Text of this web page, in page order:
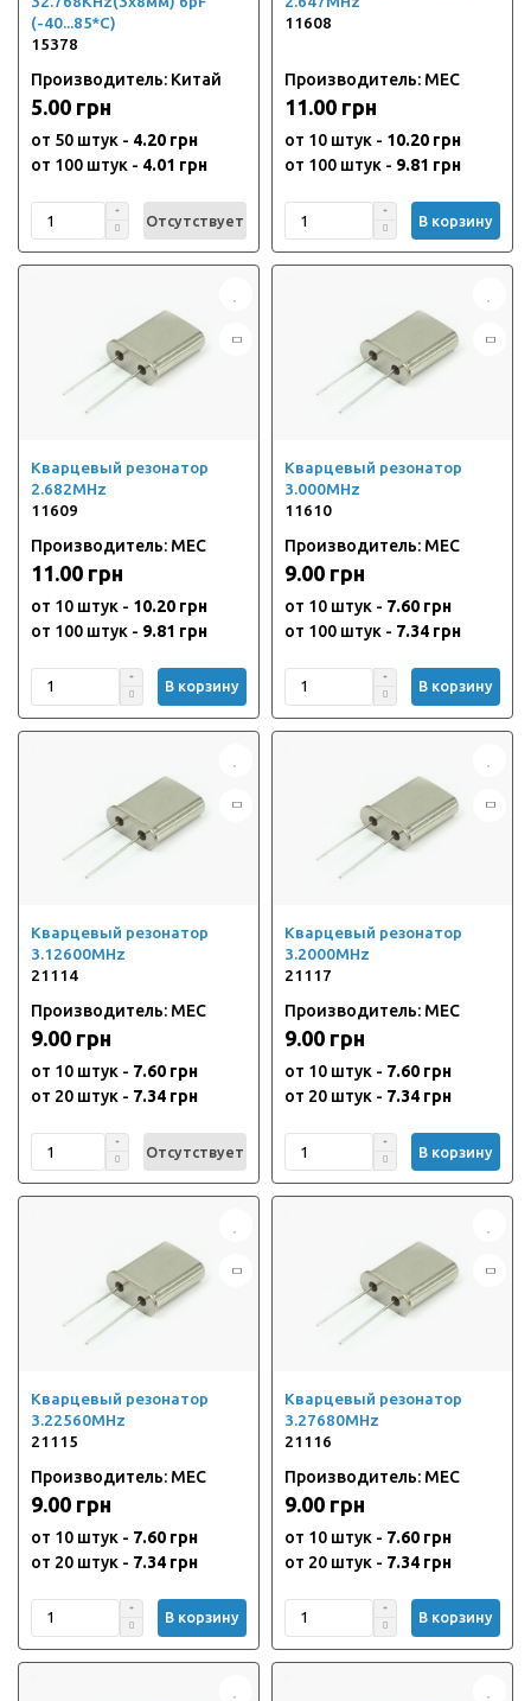
(-40...85*C)
15378
Производитель: Китай
5.00 грн
от 50 штук - 4.20 грн
от 100 штук - 4.01 грн
Отсутствует
11608
Производитель: MEC
11.00 грн
от 10 штук - 10.20 грн
от 100 штук - 9.81 грн
В корзину
Кварцевый резонатор
2.682MHz
11609
Производитель: MEC
11.00 грн
от 10 штук - 10.20 грн
от 100 штук - 9.81 грн
В корзину
Кварцевый резонатор
3.000MHz
11610
Производитель: MEC
9.00 грн
от 10 штук - 7.60 грн
от 100 штук - 7.34 грн
В корзину
Кварцевый резонатор
3.12600MHz
21114
Производитель: MEC
9.00 грн
от 10 штук - 7.60 грн
от 20 штук - 7.34 грн
Отсутствует
Кварцевый резонатор
3.2000MHz
21117
Производитель: MEC
9.00 грн
от 10 штук - 7.60 грн
от 20 штук - 7.34 грн
В корзину
Кварцевый резонатор
3.22560MHz
21115
Производитель: MEC
9.00 грн
от 10 штук - 7.60 грн
от 20 штук - 7.34 грн
В корзину
Кварцевый резонатор
3.27680MHz
21116
Производитель: MEC
9.00 грн
от 10 штук - 7.60 грн
от 20 штук - 7.34 грн
В корзину